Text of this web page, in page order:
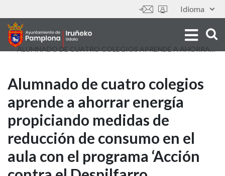
au
contenu
principal
Idioma
Outils
Alumnado
de
cuatro
colegios
aprende
Alumnado de cuatro colegios
aprende a ahorrar energía
propiciando medidas de
reducción de consumo en el
aula con el programa ‘Acción